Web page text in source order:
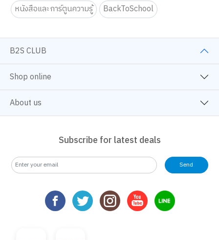
หนังสือและการ์ตูนความรู้
BackToSchool
B2S CLUB
Shop online
About us
Subscribe for latest deals
Send